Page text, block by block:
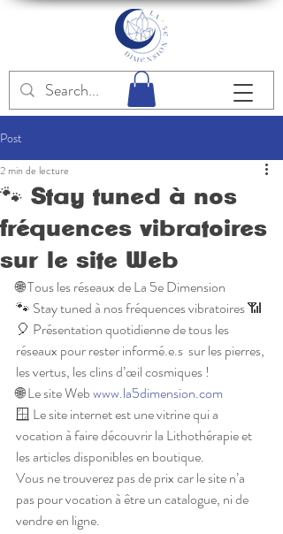
Post
🐾 Stay tuned à nos
fréquences vibratoires
sur le site Web
2 min de lecture
🌐 Tous les réseaux de La 5e Dimension
🐾 Stay tuned à nos fréquences vibratoires 📶
🎈 Présentation quotidienne de tous les
réseaux pour rester informé.e.s  sur les pierres,
les vertus, les clins d’œil cosmiques !
🌐 Le site Web www.la5dimension.com
🪟 Le site internet est une vitrine qui a
vocation à faire découvrir la Lithothérapie et
les articles disponibles en boutique.
Vous ne trouverez pas de prix car le site n’a
pas pour vocation à être un catalogue, ni de
vendre en ligne.